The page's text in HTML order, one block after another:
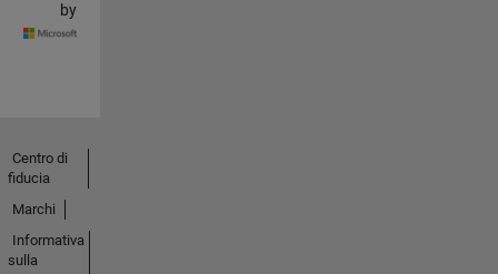
by
Centro di
fiducia
Marchi
Informativa
sulla